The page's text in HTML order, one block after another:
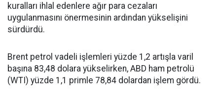
kuralları ihlal edenlere ağır para cezaları
uygulanmasını önermesinin ardından yükselişini
sürdürdü.
Brent petrol vadeli işlemleri yüzde 1,2 artışla varil
başına 83,48 dolara yükselirken, ABD ham petrolü
(WTI) yüzde 1,1 primle 78,84 dolardan işlem gördü.